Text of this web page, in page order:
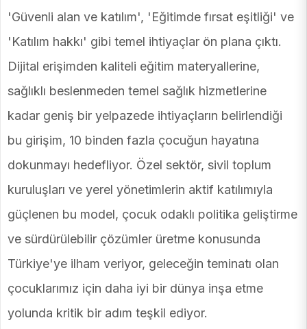
'Güvenli alan ve katılım', 'Eğitimde fırsat eşitliği' ve
'Katılım hakkı' gibi temel ihtiyaçlar ön plana çıktı.
Dijital erişimden kaliteli eğitim materyallerine,
sağlıklı beslenmeden temel sağlık hizmetlerine
kadar geniş bir yelpazede ihtiyaçların belirlendiği
bu girişim, 10 binden fazla çocuğun hayatına
dokunmayı hedefliyor. Özel sektör, sivil toplum
kuruluşları ve yerel yönetimlerin aktif katılımıyla
güçlenen bu model, çocuk odaklı politika geliştirme
ve sürdürülebilir çözümler üretme konusunda
Türkiye'ye ilham veriyor, geleceğin teminatı olan
çocuklarımız için daha iyi bir dünya inşa etme
yolunda kritik bir adım teşkil ediyor.